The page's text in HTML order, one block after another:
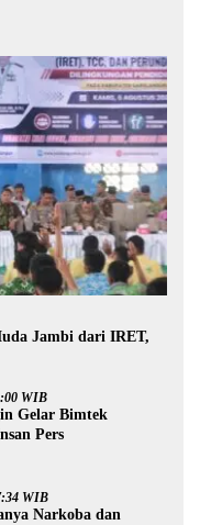
Jambi dari IRET,
WIB
Gelar Bimtek
Pers
WIB
Narkoba dan